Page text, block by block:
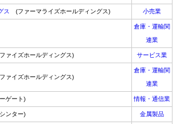
ス (ファーマライズホールディングス) 小売業
倉庫・運輸関
連業
ァイズホールディングス) サービス業
ァイズホールディングス)
倉庫・運輸関
連業
ゲート) 情報・通信業
ンター) 金属製品